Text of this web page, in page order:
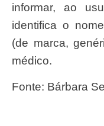
informar, ao
identifica o
(de marca,
médico.
Fonte: Bárbara